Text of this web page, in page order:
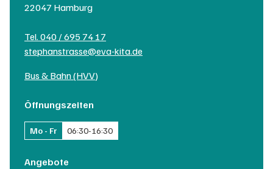
22047 Hamburg
Tel. 040 / 695 74 17
stephanstrasse@eva-kita.de
Bus & Bahn (HVV)
Öffnungszeiten
Mo - Fr 06:30-16:30
Angebote